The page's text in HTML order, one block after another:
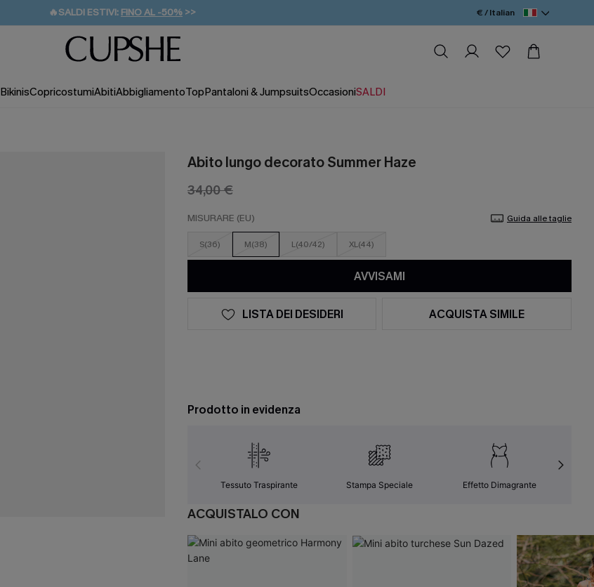
🔥SALDI ESTIVI: FINO AL -50% >>
🚚SPEDIZIONE GRATUITA DA 49€
💌REGALO PER I NUOVI: 20% DI SCONTO*
€ / Italian
BikinisCopricostumiAbitiAbbigliamentoTopPantaloni & JumpsuitsOccasioniSALDI
Abito lungo decorato Summer Haze
34,00 €
MISURARE (EU) Guida alle taglie
S(36) M(38) L(40/42) XL(44)
AVVISAMI
LISTA DEI DESIDERI ACQUISTA SIMILE
Prodotto in evidenza
Tessuto Traspirante Stampa Speciale Effetto Dimagrante
ACQUISTALO CON